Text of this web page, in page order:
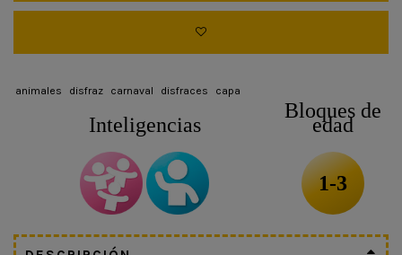
animales disfraz carnaval disfraces capa
Inteligencias
Bloques de
edad
1-3